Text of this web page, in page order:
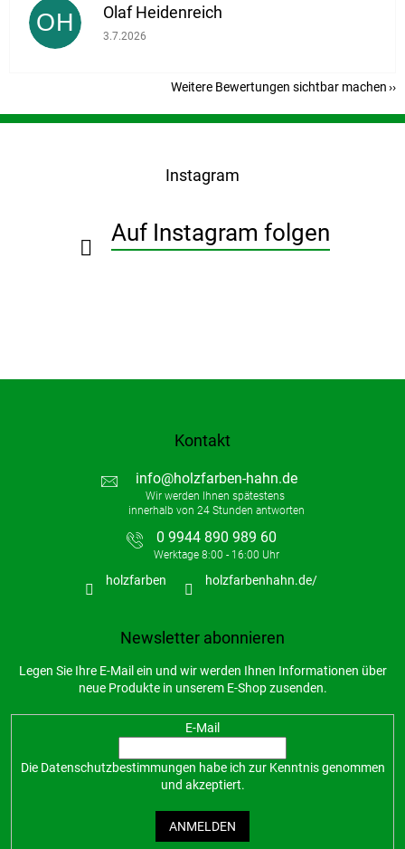
OH Olaf Heidenreich
Die Shop-Bewertung beträgt 5 von 5 Sternen.
3.7.2026
Weitere Bewertungen sichtbar machen
F
Instagram
Auf Instagram folgen
Kontakt
info@holzfarben-hahn.de
0 9944 890 989 60
holzfarben holzfarbenhahn.de/
Newsletter abonnieren
Legen Sie Ihre E-Mail ein und wir werden Ihnen Informationen über
neue Produkte in unserem E-Shop zusenden.
E-Mail
Die Datenschutzbestimmungen habe ich zur Kenntnis genommen
und akzeptiert.
ANMELDEN